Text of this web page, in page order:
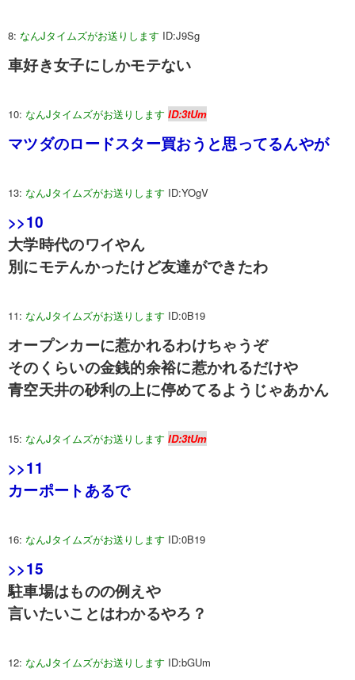
8: なんJタイムズがお送りします ID:J9Sg
車好き女子にしかモテない
10: なんJタイムズがお送りします ID:3tUm
マツダのロードスター買おうと思ってるんやが
13: なんJタイムズがお送りします ID:YOgV
>>10
大学時代のワイやん
別にモテんかったけど友達ができたわ
11: なんJタイムズがお送りします ID:0B19
オープンカーに惹かれるわけちゃうぞ
そのくらいの金銭的余裕に惹かれるだけや
青空天井の砂利の上に停めてるようじゃあかん
15: なんJタイムズがお送りします ID:3tUm
>>11
カーポートあるで
16: なんJタイムズがお送りします ID:0B19
>>15
駐車場はものの例えや
言いたいことはわかるやろ？
12: なんJタイムズがお送りします ID:bGUm